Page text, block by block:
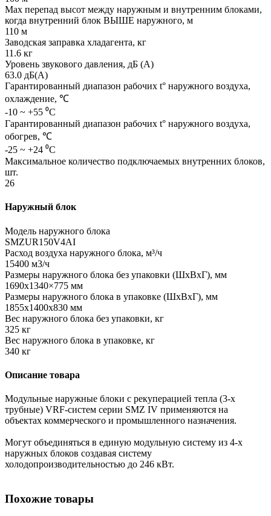
Max перепад высот между наружным и внутренним блоками,
когда внутренний блок ВЫШЕ наружного, м
110 м
Заводская заправка хладагента, кг
11.6 кг
Уровень звукового давления, дБ (А)
63.0 дБ(А)
Гарантированный диапазон рабочих t° наружного воздуха,
охлаждение, ℃
-10 ~ +55 ⁰С
Гарантированный диапазон рабочих t° наружного воздуха,
обогрев, ℃
-25 ~ +24 ⁰С
Максимальное количество подключаемых внутренних блоков,
шт.
26
Наружный блок
Модель наружного блока
SMZUR150V4AI
Расход воздуха наружного блока, м³/ч
15400 м3/ч
Размеры наружного блока без упаковки (ШхВхГ), мм
1690х1340×775 мм
Размеры наружного блока в упаковке (ШхВхГ), мм
1855х1400х830 мм
Вес наружного блока без упаковки, кг
325 кг
Вес наружного блока в упаковке, кг
340 кг
Описание товара
Модульные наружные блоки с рекуперацией тепла (3-х
трубные) VRF-систем серии SMZ IV применяются на
объектах коммерческого и промышленного назначения.
Могут объединяться в единую модульную систему из 4-х
наружных блоков создавая систему
холодопроизводительностью до 246 кВт.
Похожие товары